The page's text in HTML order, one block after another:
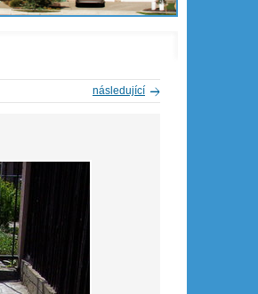
následující